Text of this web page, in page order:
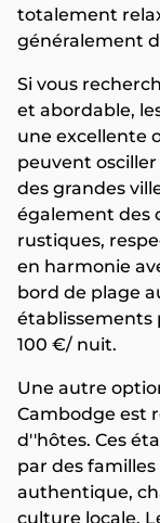
totalement
généralement
Si vous
et abordable,
une excellente
peuvent
des grandes
également des
rustiques,
en harmonie
bord de plage
établissements
100 €/ nuit.
Une autre
Cambodge est
d''hôtes. Ces
par des
authentique,
culture locale.